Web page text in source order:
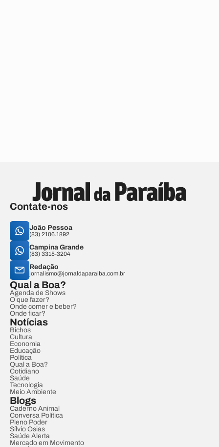
Contate-nos
João Pessoa
(83) 2106.1892
Campina Grande
(83) 3315-3204
Redação
jornalismo@jornaldaparaiba.com.br
Qual a Boa?
Agenda de Shows
O que fazer?
Onde comer e beber?
Onde ficar?
Notícias
Bichos
Cultura
Economia
Educação
Política
Qual a Boa?
Cotidiano
Saúde
Tecnologia
Meio Ambiente
Blogs
Caderno Animal
Conversa Política
Pleno Poder
Sílvio Osias
Saúde Alerta
Mercado em Movimento